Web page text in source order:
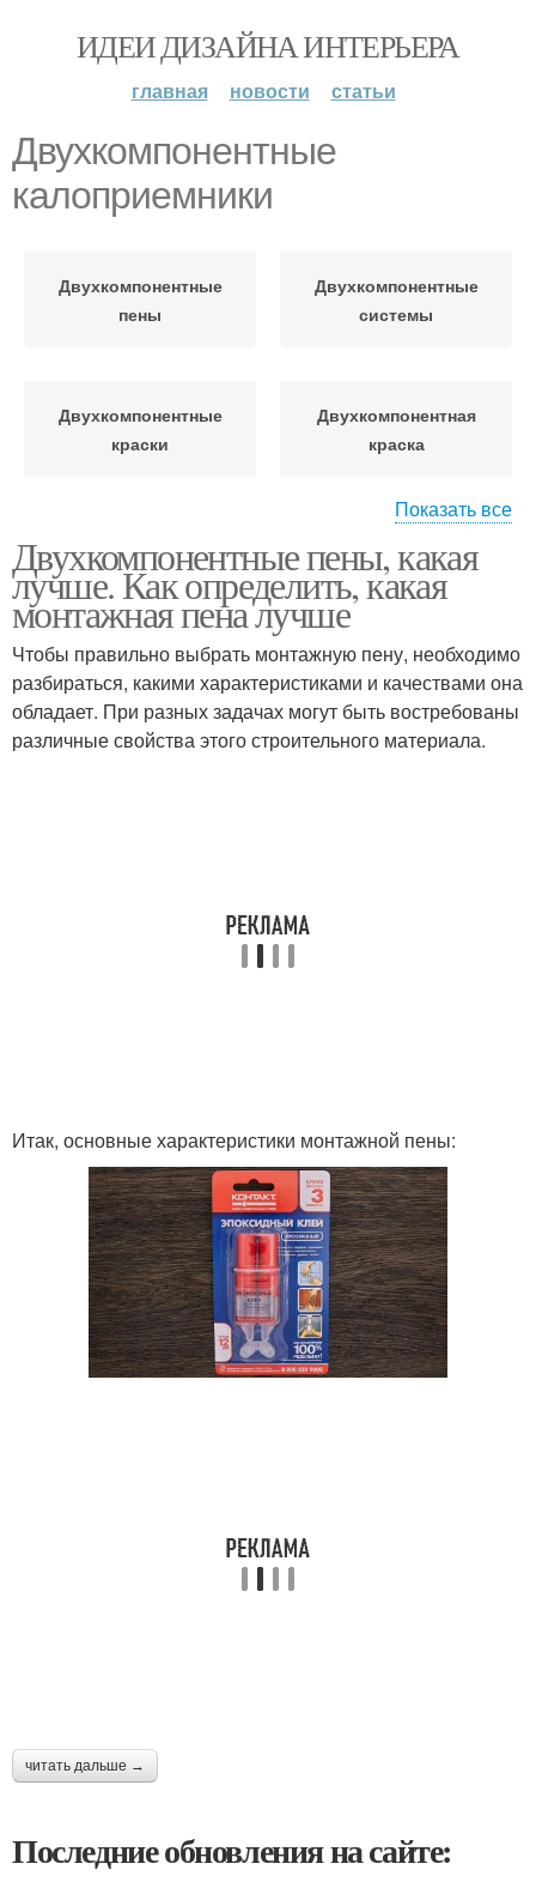
ИДЕИ ДИЗАЙНА ИНТЕРЬЕРА
главная новости статьи
Двухкомпонентные
калоприемники
Двухкомпонентные
пены
Двухкомпонентные
системы
Двухкомпонентные
краски
Двухкомпонентная
краска
тарифы
тариф
Двухкомпонентная пена
Показать все
Двухкомпонентные пены, какая
лучше. Как определить, какая
монтажная пена лучше
Чтобы правильно выбрать монтажную пену, необходимо
разбираться, какими характеристиками и качествами она
обладает. При разных задачах могут быть востребованы
различные свойства этого строительного материала.
Итак, основные характеристики монтажной пены:
читать дальше →
Последние обновления на сайте: